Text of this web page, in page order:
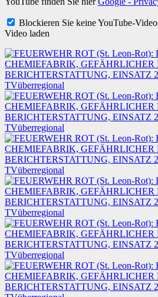
Blockieren Sie keine YouTube-
Video laden